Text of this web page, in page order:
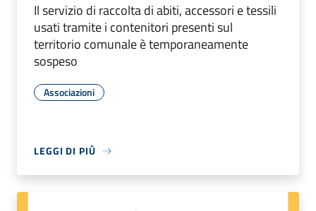
Il servizio di raccolta di abiti, accessori e tessili
usati tramite i contenitori presenti sul
territorio comunale è temporaneamente
sospeso
Associazioni
LEGGI DI PIÙ